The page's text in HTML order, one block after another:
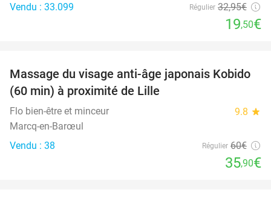
Vendu : 33.099
Régulier 32,95€
19,50€
40%
Massage du visage anti-âge japonais Kobido
(60 min) à proximité de Lille
Flo bien-être et minceur 9.8 star
Marcq-en-Barœul
Vendu : 38
Régulier 60€
35,90€